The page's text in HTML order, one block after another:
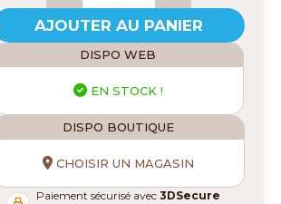
AJOUTER AU PANIER
DISPO WEB
EN STOCK !
DISPO BOUTIQUE
CHOISIR UN MAGASIN
Paiement sécurisé avec3DSecure